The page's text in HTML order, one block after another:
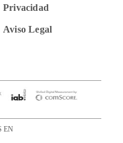
Privacidad
Aviso Legal
EN